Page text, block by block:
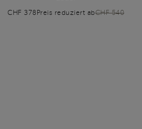
CHF 378Preis reduziert abCHF 540